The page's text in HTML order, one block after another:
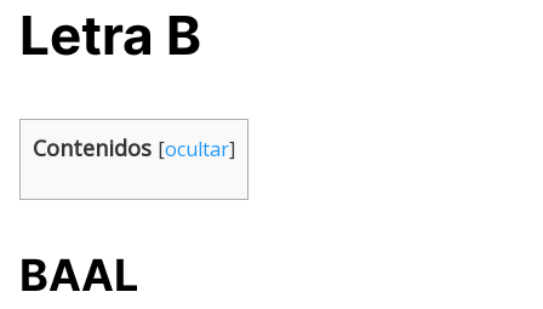
Letra B
Contenidos [ocultar]
BAAL